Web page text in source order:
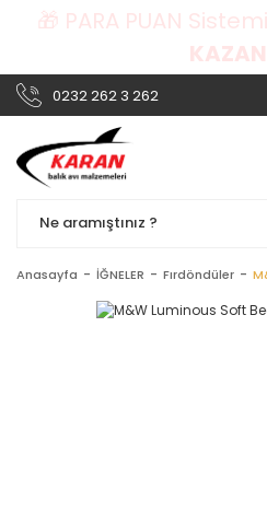
🎁 PARA PUAN
0232 262 3 262
Anasayfa İĞNELER Fırdöndüler